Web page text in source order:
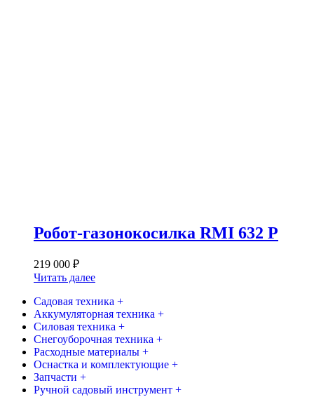
Робот-газонокосилка RMI 632 P
219 000 ₽
Читать далее
Садовая техника +
Аккумуляторная техника +
Силовая техника +
Снегоуборочная техника +
Расходные материалы +
Оснастка и комплектующие +
Запчасти +
Ручной садовый инструмент +